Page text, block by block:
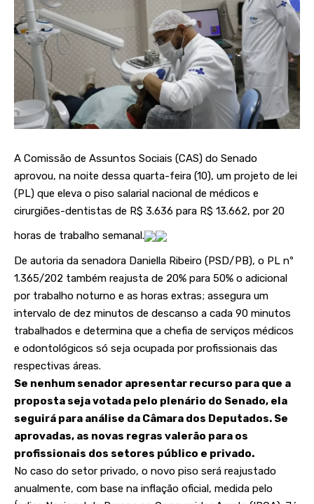
A Comissão de Assuntos Sociais (CAS) do Senado
aprovou, na noite dessa quarta-feira (10), um projeto de lei
(PL) que eleva o piso salarial nacional de médicos e
cirurgiões-dentistas de R$ 3.636 para R$ 13.662, por 20
horas de trabalho semanal.
De autoria da senadora Daniella Ribeiro (PSD/PB), o PL nº
1.365/202 também reajusta de 20% para 50% o adicional
por trabalho noturno e as horas extras; assegura um
intervalo de dez minutos de descanso a cada 90 minutos
trabalhados e determina que a chefia de serviços médicos
e odontológicos só seja ocupada por profissionais das
respectivas áreas.
Se nenhum senador apresentar recurso para que a
proposta seja votada pelo plenário do Senado, ela
seguirá para análise da Câmara dos Deputados. Se
aprovadas, as novas regras valerão para os
profissionais dos setores público e privado.
No caso do setor privado, o novo piso será reajustado
anualmente, com base na inflação oficial, medida pelo